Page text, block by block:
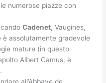
numerose piazze con
Cadenet, Vaugines,
è assolutamente gradevole
mature (in questo
Albert Camus, è